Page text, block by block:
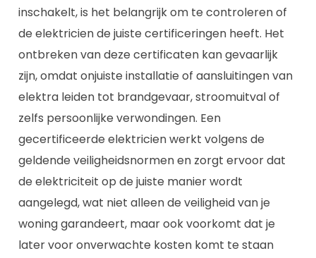
inschakelt, is het belangrijk om te controleren of
de elektricien de juiste certificeringen heeft. Het
ontbreken van deze certificaten kan gevaarlijk
zijn, omdat onjuiste installatie of aansluitingen van
elektra leiden tot brandgevaar, stroomuitval of
zelfs persoonlijke verwondingen. Een
gecertificeerde elektricien werkt volgens de
geldende veiligheidsnormen en zorgt ervoor dat
de elektriciteit op de juiste manier wordt
aangelegd, wat niet alleen de veiligheid van je
woning garandeert, maar ook voorkomt dat je
later voor onverwachte kosten komt te staan